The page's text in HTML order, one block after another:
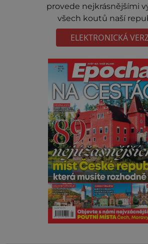
provede nejkrásnějšími
všech koutů naší
ELEKTRONICKÁ